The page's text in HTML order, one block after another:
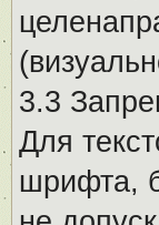
3.3
Для
шрифта,